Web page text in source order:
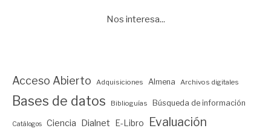
Nos interesa...
Acceso Abierto Adquisiciones Almena Archivos digitales
Bases de datos Biblioguías Búsqueda de información
Catálogos Ciencia Dialnet E-Libro Evaluación